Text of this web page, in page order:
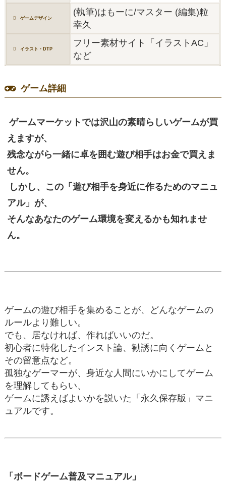
ゲームデザイン
(執筆)はもーに/マスター (編集)粒
幸久
イラスト・DTP
フリー素材サイト「イラストAC」
など
ゲーム詳細
ゲームマーケットでは沢山の素晴らしいゲームが買
えますが、
残念ながら一緒に卓を囲む遊び相手はお金で買えま
せん。
しかし、この「遊び相手を身近に作るためのマニュ
アル」が、
そんなあなたのゲーム環境を変えるかも知れませ
ん。
ゲームの遊び相手を集めることが、どんなゲームの
ルールより難しい。
でも、居なければ、作ればいいのだ。
初心者に特化したインスト論、勧誘に向くゲームと
その留意点など。
孤独なゲーマーが、身近な人間にいかにしてゲーム
を理解してもらい、
ゲームに誘えばよいかを説いた「永久保存版」マニ
ュアルです。
「ボードゲーム普及マニュアル」